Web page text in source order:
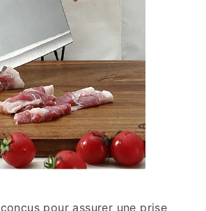
conçus pour assurer une prise